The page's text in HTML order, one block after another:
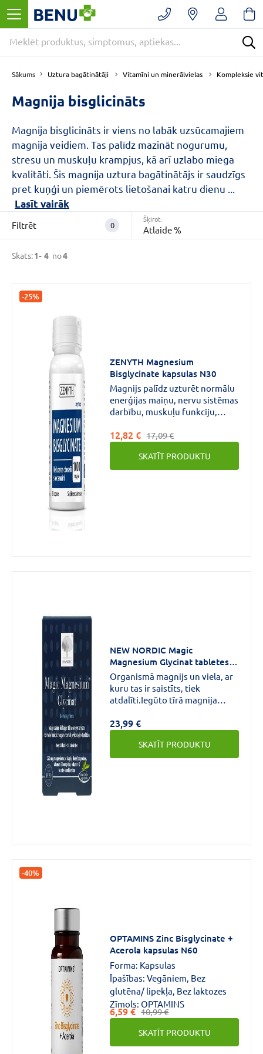
Sākums Uztura bagātinātāji Vitamīni un minerālvielas Kompleksie
FiltrētNoņemt
filtrus
Kategorijas
E
APTIEKA
(4)
Uztura
bagātinātāji
(4)
Vitamīni
un
minerālvielas
(4)
VAIRĀK
Zīmols
NORDIC (1)
OPTAMINS (1)
PARANE (1)
Kapsulas (2)
Aktīvās
vielas
stiprums
550mg (1)
Magnija bisglicināts
Magnija bisglicināts ir viens no labāk uzsūcamajiem
magnija veidiem. Tas palīdz mazināt nogurumu,
stresu un muskuļu krampjus, kā arī uzlabo miega
kvalitāti. Šis magnija uztura bagātinātājs ir saudzīgs
pret kuņģi un piemērots lietošanai katru dienu
Lasīt vairāk
Skats:1- 4 no4
Filtrēt 0
Šķirot:
Atlaide %
-25%
ZENYTH Magnesium
Bisglycinate kapsulas N30
Magnijs palīdz uzturēt normālu
enerģijas maiņu, nervu sistēmas
darbību, muskuļu funkciju,
psiholoģisko funkciju, kaulu un
zobu stāvokli.Šūnu dalīšanās
procesā veic noteiktu funkciju.
12,82 € 17,09 €
SKATĪT PRODUKTU
NEW NORDIC Magic
Magnesium Glycinat tabletes
N60
Organismā magnijs un viela, ar
kuru tas ir saistīts, tiek
atdalīti.Iegūto tīrā magnija
elementāro magniju, un tas ir
magnija daudzums, kas tiek
deklarēts.Magnija bisglicinātā
magnijs ir saistīts ar aminoskābi
23,99 €
SKATĪT PRODUKTU
-40%
OPTAMINS Zinc Bisglycinate +
Acerola kapsulas N60
Forma: Kapsulas
Īpašības:Vegāniem, Bez
glutēna/ lipekļa, Bez laktozes
Zīmols:OPTAMINS
6,59 € 10,99 €
SKATĪT PRODUKTU